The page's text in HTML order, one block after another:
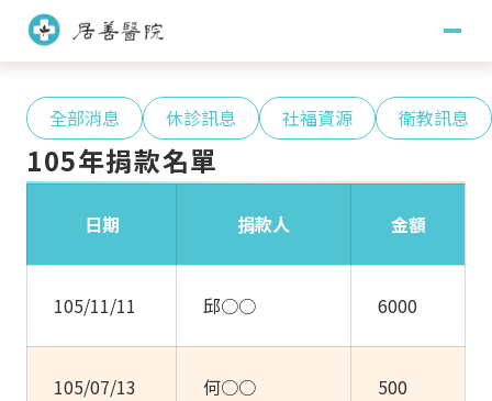
關於居善
醫療團隊
醫師團隊
護理團隊
藥學團隊
社會工作團隊
臨床心理團隊
職能治療團隊
訊息專區
全部消息 休診訊息 社福資源 衛教訊息
105年捐款名單
日期 捐款人 金額
105/11/11 邱○○ 6000
105/07/13 何○○ 500